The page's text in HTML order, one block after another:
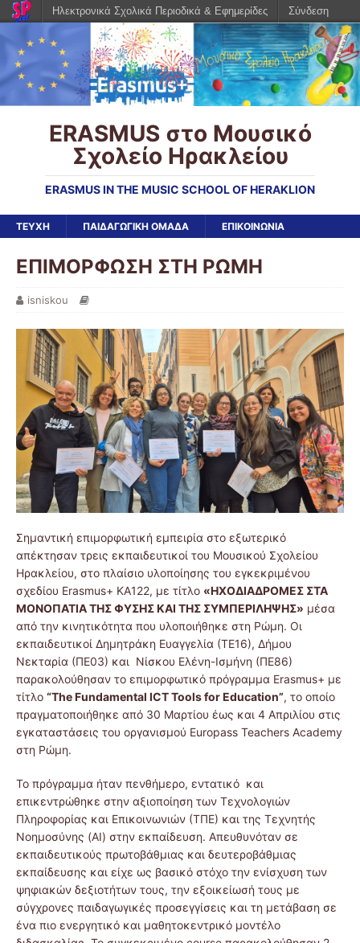
ERASMUS στο Μουσικό
Σχολείο Ηρακλείου
ERASMUS IN THE MUSIC SCHOOL OF HERAKLION
ΤΕΥΧΗ ΠΑΙΔΑΓΩΓΙΚΗ ΟΜΑΔΑ ΕΠΙΚΟΙΝΩΝΙΑ
ΕΠΙΜΟΡΦΩΣΗ ΣΤΗ ΡΩΜΗ
isniskou
Σημαντική επιμορφωτική εμπειρία στο εξωτερικό
απέκτησαν τρεις εκπαιδευτικοί του Μουσικού Σχολείου
Ηρακλείου, στο πλαίσιο υλοποίησης του εγκεκριμένου
σχεδίου Erasmus+ KA122, με τίτλο «ΗΧΟΔΙΑΔΡΟΜΕΣ ΣΤΑ
ΜΟΝΟΠΑΤΙΑ ΤΗΣ ΦΥΣΗΣ ΚΑΙ ΤΗΣ ΣΥΜΠΕΡΙΛΗΨΗΣ» μέσα
από την κινητικότητα που υλοποιήθηκε στη Ρώμη. Οι
εκπαιδευτικοί Δημητράκη Ευαγγελία (ΤΕ16), Δήμου
Νεκταρία (ΠΕ03) και Νίσκου Ελένη-Ισμήνη (ΠΕ86)
παρακολούθησαν το επιμορφωτικό πρόγραμμα Erasmus+ με
τίτλο “The Fundamental ICT Tools for Education”, το οποίο
πραγματοποιήθηκε από 30 Μαρτίου έως και 4 Απριλίου στις
εγκαταστάσεις του οργανισμού Europass Teachers Academy
στη Ρώμη.
Το πρόγραμμα ήταν πενθήμερο, εντατικό και
επικεντρώθηκε στην αξιοποίηση των Τεχνολογιών
Πληροφορίας και Επικοινωνιών (ΤΠΕ) και της Τεχνητής
Νοημοσύνης (AI) στην εκπαίδευση. Απευθυνόταν σε
εκπαιδευτικούς πρωτοβάθμιας και δευτεροβάθμιας
εκπαίδευσης και είχε ως βασικό στόχο την ενίσχυση των
ψηφιακών δεξιοτήτων τους, την εξοικείωσή τους με
σύγχρονες παιδαγωγικές προσεγγίσεις και τη μετάβαση σε
ένα πιο ενεργητικό και μαθητοκεντρικό μοντέλο
Ηλεκτρονικά Σχολικά Περιοδικά & Εφημερίδες Σύνδεση